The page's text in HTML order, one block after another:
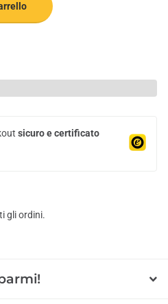
sicuro e certificato
gli ordini.